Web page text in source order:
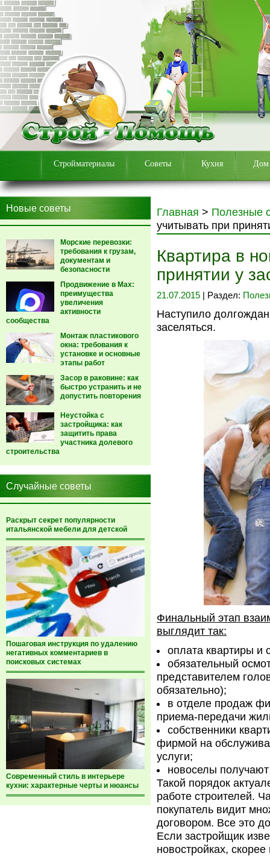
Стройматериалы Советы Кухня Дом
Новые советы
Морские перевозки:
требования к грузам,
документам и
безопасности
Продвижение в Max:
преимущества
увеличения
активности
сообщества
Монтаж пластикового
окна: требования к
установке и основные
этапы работ
Засор в раковине: как
быстро устранить и не
допустить повторения
Неустойка с
застройщика: как
защитить права
участника долевого
строительства
Случайные советы
Раскрыт секрет популярности
итальянской мебели для детской
Пошаговая инструкция по удалению
негативных комментариев в
поисковых системах
Современный стиль в интерьере
кухни: характерные черты и нюансы
Главная > Полезные
учитывать при
Квартира в
принятии у
21.07.2015 | Раздел:
Наступило
заселяться.
Финальный этап
выглядит так:
оплата квартиры и
обязательный
представителем
обязательно);
в отделе продаж
приема-передачи
собственники
фирмой на
услуги;
новоселы
Такой порядок
работе строителей.
покупатель видит
договором. Все это
Если застройщик
новостройках,